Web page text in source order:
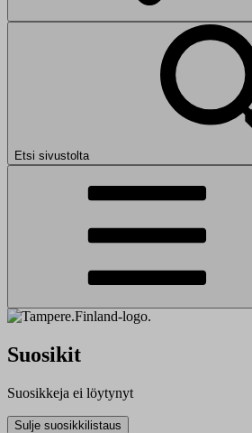
Etsi sivustolta
Suosikit
Suosikkeja ei löytynyt
Sulje suosikkilistaus